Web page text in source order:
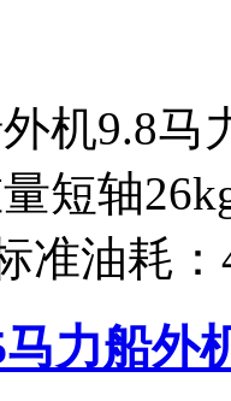
机9.8马
短轴
准油耗
力船外